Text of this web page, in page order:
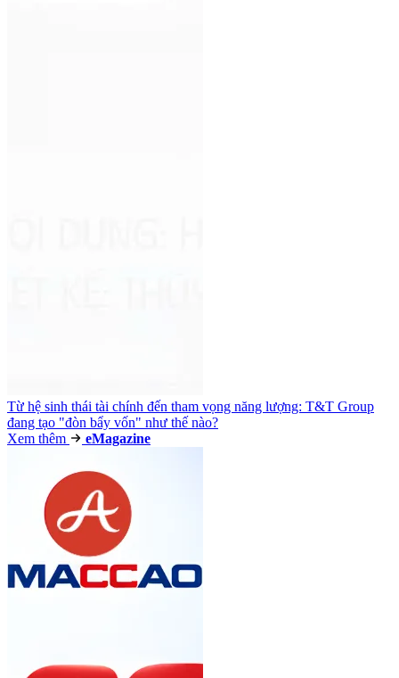
Từ hệ sinh thái tài chính đến tham vọng năng lượng: T&T Group
đang tạo "đòn bẩy vốn" như thế nào?
Xem thêm
eMagazine